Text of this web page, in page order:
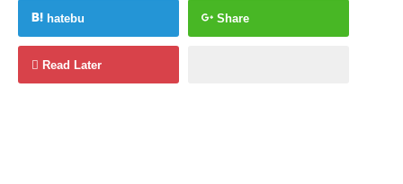
hatebu Share
Read Later